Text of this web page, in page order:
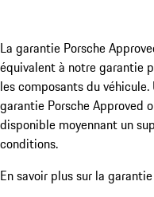
La garantie Porsche
équivalent à notre garantie
les composants du
garantie Porsche Approved
disponible moyennant un
conditions.
En savoir plus sur la